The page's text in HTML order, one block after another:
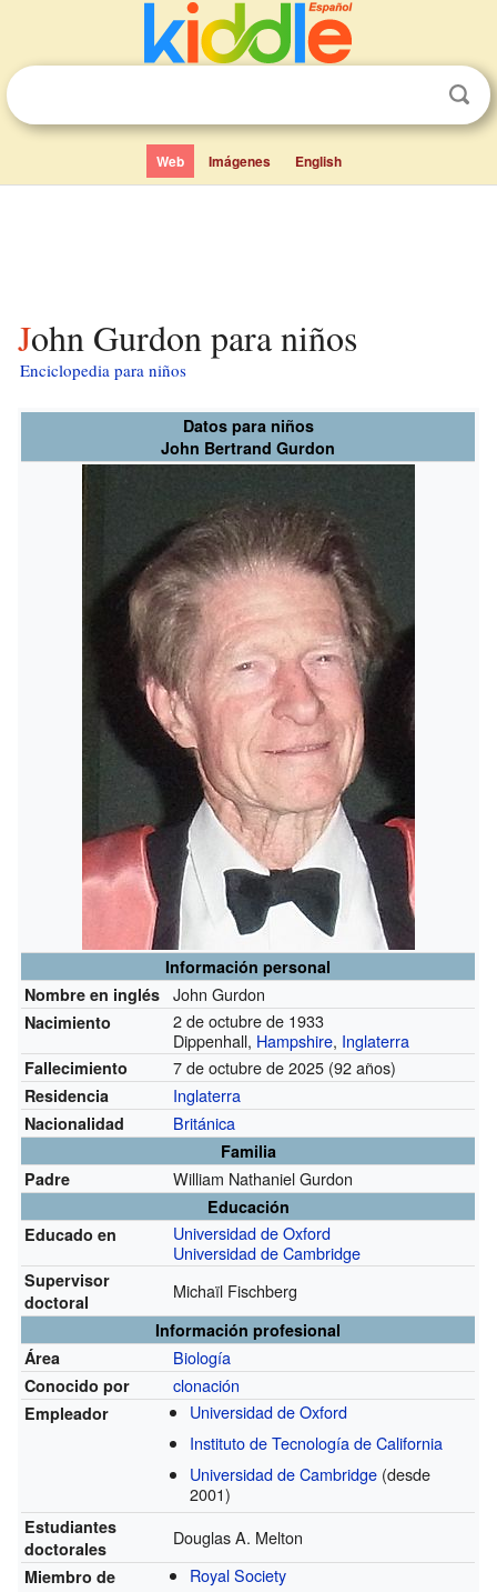
Web Imágenes English
John Gurdon para niños
Enciclopedia para niños
Datos para niños
John Bertrand Gurdon
Información personal
Nombre en inglés
John Gurdon
Nacimiento
2 de octubre de 1933
Dippenhall, Hampshire, Inglaterra
Fallecimiento 7 de octubre de 2025 (92 años)
Residencia Inglaterra
Nacionalidad Británica
Familia
Padre
William Nathaniel Gurdon
Educación
Educado en
Universidad de Oxford
Universidad de Cambridge
Supervisor
doctoral
Michaïl Fischberg
Información profesional
Área
Biología
Conocido por clonación
Empleador
Universidad de Oxford
Instituto de Tecnología de California
Universidad de Cambridge (desde
2001)
Estudiantes
doctorales
Douglas A. Melton
Miembro de
Royal Society